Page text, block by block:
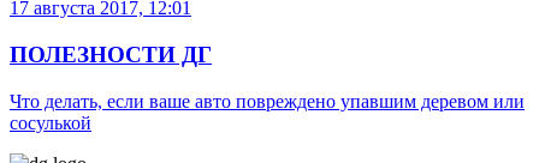
17 августа 2017, 12:01
ПОЛЕЗНОСТИ ДГ
Что делать, если ваше авто повреждено упавшим деревом или
сосулькой